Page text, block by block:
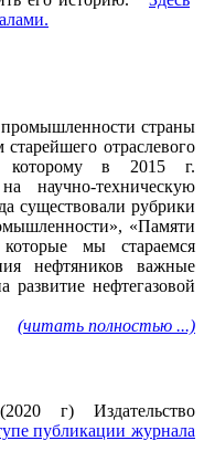
.
страны
отраслевого
которому в 2015 г.
научно-техническую
существовали рубрики
«Памяти
мы стараемся
нефтяников важные
нефтегазовой
(читать полностью ...)
г) Издательство
публикации журнала